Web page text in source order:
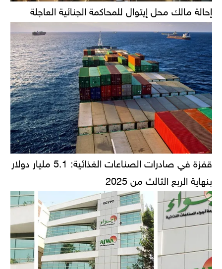
إحالة مالك محل إيتوال للمحاكمة الجنائية العاجلة
قفزة في صادرات الصناعات الغذائية: 5.1 مليار دولار
بنهاية الربع الثالث من 2025